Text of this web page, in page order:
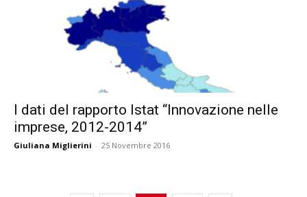
I dati del rapporto Istat “Innovazione nelle
imprese, 2012-2014”
Giuliana Miglierini - 25 Novembre 2016